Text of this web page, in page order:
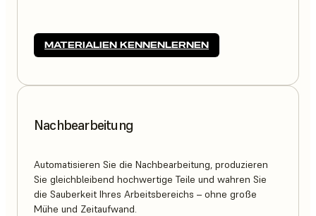
MATERIALIEN KENNENLERNEN
Nachbearbeitung
Automatisieren Sie die Nachbearbeitung, produzieren
Sie gleichbleibend hochwertige Teile und wahren Sie
die Sauberkeit Ihres Arbeitsbereichs – ohne große
Mühe und Zeitaufwand.